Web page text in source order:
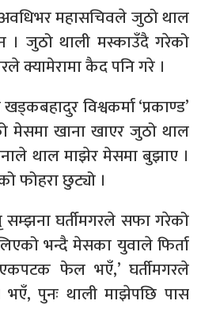
अवधिभर महासचिवले जुठो थाल
जुठो थाली मस्काउँदै गरेको
क्यामेरामा कैद पनि गरे ।
विश्वकर्मा ‘प्रकाण्ड’
मेसमा खाना खाएर जुठो थाल
थाल माझेर मेसमा बुझाए ।
फोहरा छुट्यो ।
घर्तीमगरले सफा गरेको
भन्दै मेसका युवाले फिर्ता
फेल भएँ,’ घर्तीमगरले
पुनः थाली माझेपछि पास